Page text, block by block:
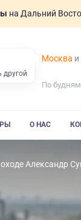
на Дальний
Москва и
По
О НАС
Александр
другой